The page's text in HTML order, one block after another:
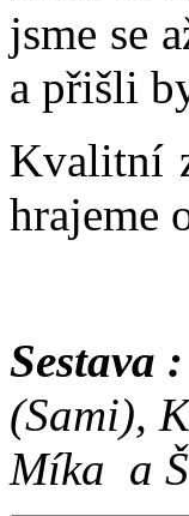
jsme se
a přišli
Kvalitní
hrajeme
Sestava
(Sami),
Míka a